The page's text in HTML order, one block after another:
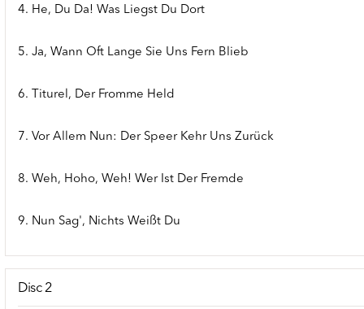
4. He, Du Da! Was Liegst Du Dort
5. Ja, Wann Oft Lange Sie Uns Fern Blieb
6. Titurel, Der Fromme Held
7. Vor Allem Nun: Der Speer Kehr Uns Zurück
8. Weh, Hoho, Weh! Wer Ist Der Fremde
9. Nun Sag', Nichts Weißt Du
Disc 2